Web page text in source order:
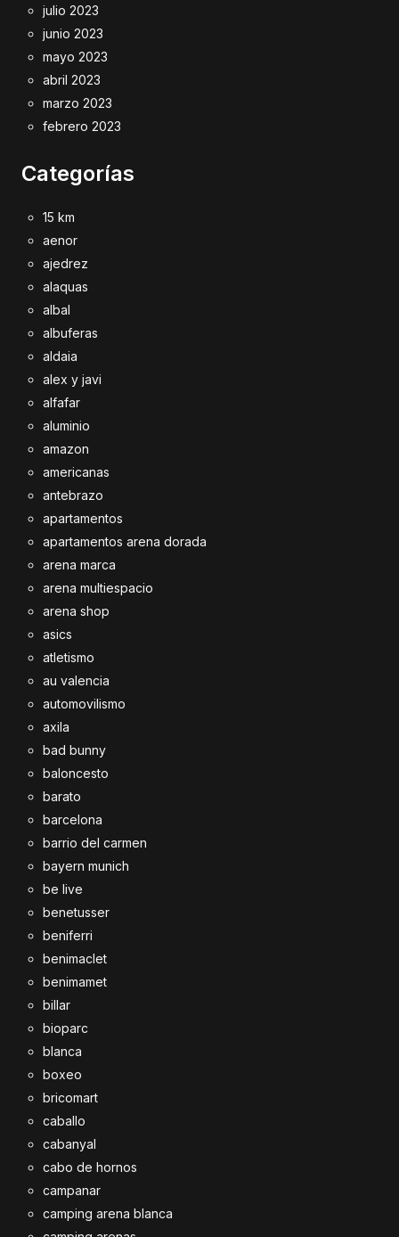
julio 2023
junio 2023
mayo 2023
abril 2023
marzo 2023
febrero 2023
Categorías
15 km
aenor
ajedrez
alaquas
albal
albuferas
aldaia
alex y javi
alfafar
aluminio
amazon
americanas
antebrazo
apartamentos
apartamentos arena dorada
arena marca
arena multiespacio
arena shop
asics
atletismo
au valencia
automovilismo
axila
bad bunny
baloncesto
barato
barcelona
barrio del carmen
bayern munich
be live
benetusser
beniferri
benimaclet
benimamet
billar
bioparc
blanca
boxeo
bricomart
caballo
cabanyal
cabo de hornos
campanar
camping arena blanca